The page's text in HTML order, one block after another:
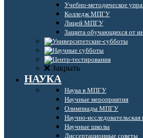
Учебно-методическое
Колледж МПГУ
Лицей МПГУ
Защита обучающихся от
Закрыть
НАУКА
Наука в МПГУ
Научные мероприятия
Олимпиады МПГУ
Научно-
Научные школы
Диссертационные советы